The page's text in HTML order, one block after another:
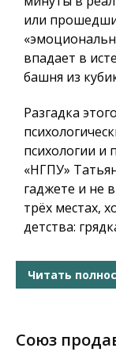
или
впадает в
башня из
Разгадка
психологии
«НГПУ»
гаджете и не
трёх местах,
детства:
Читать
Союз